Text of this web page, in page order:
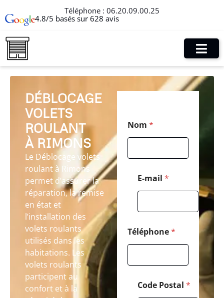
Téléphone : 06.20.09.00.25
4.8/5 basés sur 628 avis
DÉBLOCAGE
VOLETS
ROULANT
À RIMONS
Le Déblocage volets
roulant à Rimons
permet d’assurer la
réparation, la remise
en état et
l’installation des
volets roulants
utilisés dans les
habitations. Les
volets roulants
participent au
confort et à la
Nom *
E-mail *
Téléphone*
o
Code Postal *